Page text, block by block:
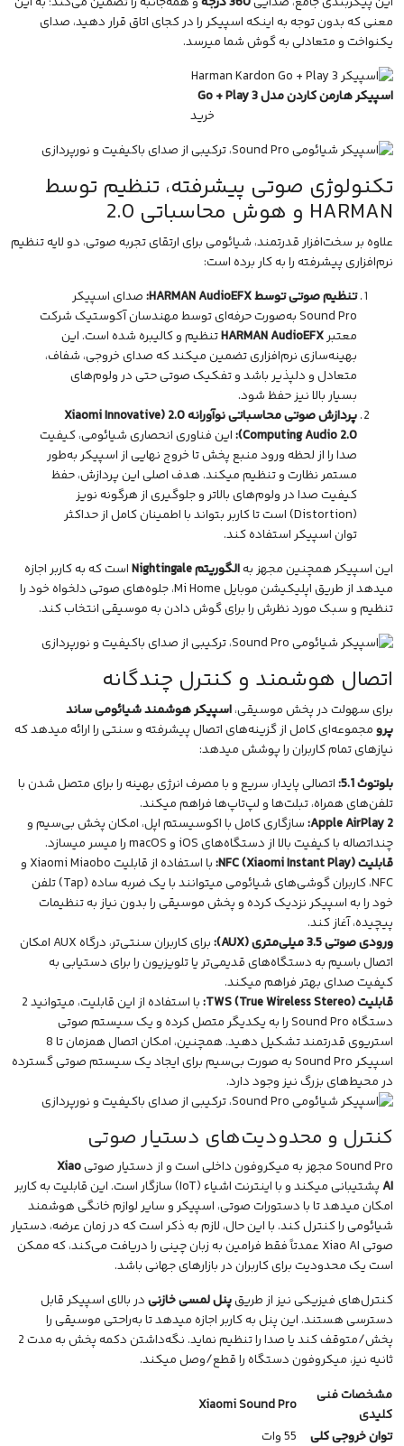
معنی که بدون توجه به اینکه اسپیکر را در کجای اتاق قرار دهید، صدای
یکنواخت و متعادلی به گوش شما میرسد.
اسپیکر هارمن کاردن مدل Go + Play 3
خرید
تکنولوژی صوتی پیشرفته، تنظیم توسط
HARMAN و هوش محاسباتی 2.0
علاوه بر سخت‌افزار قدرتمند، شیائومی برای ارتقای تجربه صوتی، دو لایه تنظیم
نرم‌افزاری پیشرفته را به کار برده است:
تنظیم صوتی توسط HARMAN AudioEFX:
صدای اسپیکر
Sound Pro به‌صورت حرفه‌ای توسط مهندسان آکوستیک شرکت
معتبرHARMAN AudioEFXتنظیم و کالیبره شده است. این
بهینه‌سازی نرم‌افزاری تضمین میکند که صدای خروجی، شفاف،
متعادل و دلپذیر باشد و تفکیک صوتی حتی در ولوم‌های
بسیار بالا نیز حفظ شود.
پردازش صوتی محاسباتی نوآورانه 2.0 (Xiaomi Innovative
Computing Audio 2.0): این فناوری انحصاری شیائومی، کیفیت
صدا را از لحظه ورود منبع پخش تا خروج نهایی از اسپیکر به‌طور
مستمر نظارت و تنظیم میکند. هدف اصلی این پردازش، حفظ
کیفیت صدا در ولوم‌های بالاتر و جلوگیری از هرگونه نویز
(Distortion) است تا کاربر بتواند با اطمینان کامل از حداکثر
توان اسپیکر استفاده کند.
این اسپیکر همچنین مجهز بهالگوریتم Nightingale
است که به کاربر اجازه
میدهد از طریقاپلیکیشن
موبایل Mi Home، جلوه‌های صوتی دلخواه خود را
تنظیم و سبک مورد نظرش را برای گوش دادن به موسیقی انتخاب کند.
اتصال هوشمند و کنترل چندگانه
برای سهولت در پخش موسیقی،اسپیکر هوشمند شیائومی ساند
پرومجموعه‌ای کامل از گزینه‌های اتصال پیشرفته و سنتی را ارائه میدهد که
نیازهای تمام کاربران را پوشش میدهد:
بلوتوث 5.1:
اتصالی پایدار، سریع و با مصرف انرژی بهینه را برای متصل شدن با
تلفن‌های همراه، تبلت‌ها و لپ‌تاپ‌ها فراهم میکند.
Apple AirPlay 2: سازگاری کامل با اکوسیستم اپل، امکان پخش بی‌سیم و
چنداتصاله با کیفیت بالا از دستگاه‌های iOS و macOS را میسر میسازد.
قابلیت NFC (Xiaomi Instant Play):
با استفاده از قابلیت Xiaomi Miaobo و
NFC، کاربران گوشی‌های شیائومی میتوانند با یک ضربه ساده (Tap) تلفن
خود را به اسپیکر نزدیک کرده و پخش موسیقی را بدون نیاز به تنظیمات
پیچیده، آغاز کند.
ورودی صوتی 3.5 میلی‌متری (AUX):
برای کاربران سنتی‌تر، درگاه AUX امکان
اتصال باسیم به دستگاه‌های قدیمی‌تر یا تلویزیون را برای دستیابی به
کیفیت صدای بهتر فراهم میکند.
قابلیت TWS (True Wireless Stereo):
با استفاده از این قابلیت، میتوانید 2
دستگاه Sound Pro را به یکدیگر متصل کرده و یک سیستم صوتی
استریوی قدرتمند تشکیل دهید. همچنین، امکان اتصال همزمان تا 8
اسپیکر Sound Pro به صورت بی‌سیم برای ایجاد یک سیستم صوتی گسترده
در محیط‌های بزرگ نیز وجود دارد.
کنترل و محدودیت‌های دستیار صوتی
Sound Pro مجهز به میکروفونداخلی است و از دستیار صوتیXiao
AI
پشتیبانی میکند و با اینترنت اشیاء (IoT) سازگار است. این قابلیت به کاربر
امکان میدهد تا با دستورات صوتی، اسپیکر و سایر لوازم خانگی هوشمند
شیائومی را کنترل کند. با این حال، لازم به ذکر است که در زمان عرضه، دستیار
صوتی Xiao AI عمدتاً فقط فرامین به زبان چینی را دریافت می‌کند، که ممکن
است یک محدودیت برای کاربران در بازارهای جهانی باشد.
کنترل‌های فیزیکی نیز از طریقپنل لمسی خازنیدر بالای اسپیکر قابل
دسترسی هستند. این پنل به کاربر اجازه میدهد تا به‌راحتی موسیقی را
پخش/متوقف کند یا صدا را تنظیم نماید. نگه‌داشتن دکمه پخش به مدت 2
ثانیه نیز، میکروفون دستگاه را قطع/وصل میکند.
مشخصات فنی
کلیدی
Xiaomi Sound Pro
توان خروجی کلی
55 وات